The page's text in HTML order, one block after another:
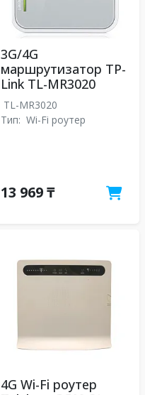
3G/4G
маршрутизатор TP-
Link TL-MR3020
TL-MR3020
Тип: Wi-Fi роутер
13 969 ₸
4G Wi-Fi роутер